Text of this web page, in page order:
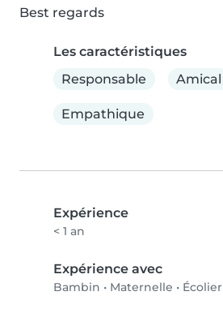
Best regards
Les caractéristiques
Responsable
Amical
Empathique
Expérience
< 1 an
Expérience avec
Bambin • Maternelle • Écolier